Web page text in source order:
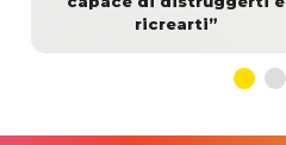
ricrearti”